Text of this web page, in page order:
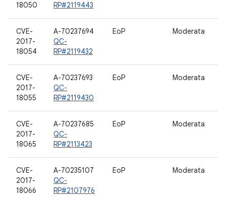
18050
RP#2119443
CVE-
2017-
18054
A-70237694
QC-
RP#2119432
EoP Moderata
CVE-
2017-
18055
A-70237693
QC-
RP#2119430
EoP Moderata
CVE-
2017-
18065
A-70237685
QC-
RP#2113423
EoP Moderata
CVE-
2017-
18066
A-70235107
QC-
RP#2107976
EoP Moderata